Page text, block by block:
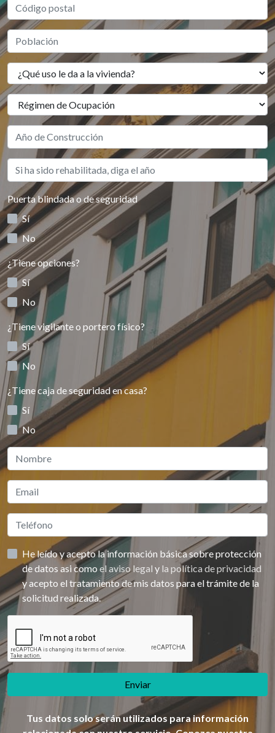
Puerta blindada o de seguridad
Sí
No
¿Tiene opciones?
Sí
No
¿Tiene vigilante o portero físico?
Sí
No
¿Tiene caja de seguridad en casa?
Sí
No
He leído y acepto la información básica sobre protección
de datos asi como el aviso legal y la política de privacidad
y acepto el tratamiento de mis datos para el trámite de la
solicitud realizada.
Enviar
Tus datos solo serán utilizados para información